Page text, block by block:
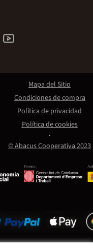
Promou:
© Abacus Cooperativa 2023
Mapa del Sitio
Condiciones de compra
Política de privacidad
Política de cookies